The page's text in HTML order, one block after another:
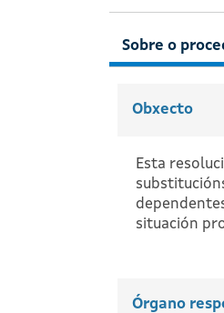
Obxecto
Esta
situación
Órgano